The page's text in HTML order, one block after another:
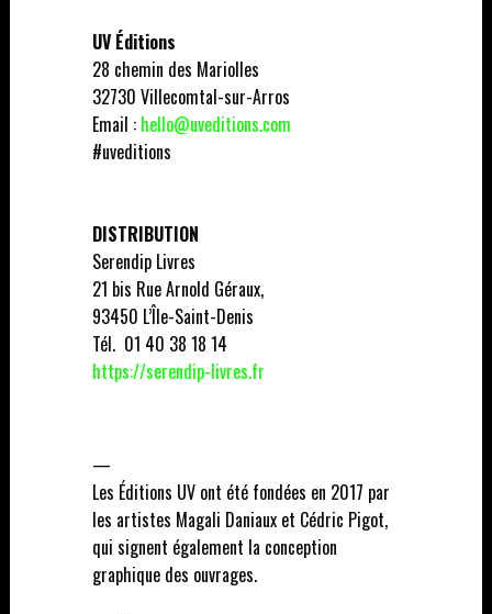
UV Éditions
28 chemin des Mariolles
32730 Villecomtal-sur-Arros
Email : hello@uveditions.com
#uveditions
DISTRIBUTION
Serendip Livres
21 bis Rue Arnold Géraux,
93450 L’Île-Saint-Denis
Tél. 01 40 38 18 14
https://serendip-livres.fr
—
Les Éditions UV ont été fondées en 2017 par
les artistes Magali Daniaux et Cédric Pigot,
qui signent également la conception
graphique des ouvrages.